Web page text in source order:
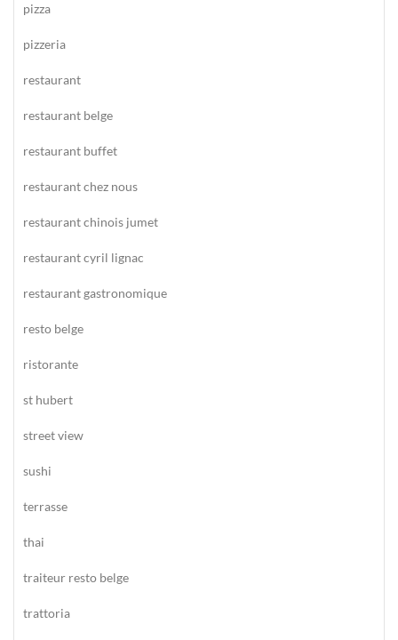
pizza
pizzeria
restaurant
restaurant belge
restaurant buffet
restaurant chez nous
restaurant chinois jumet
restaurant cyril lignac
restaurant gastronomique
resto belge
ristorante
st hubert
street view
sushi
terrasse
thai
traiteur resto belge
trattoria